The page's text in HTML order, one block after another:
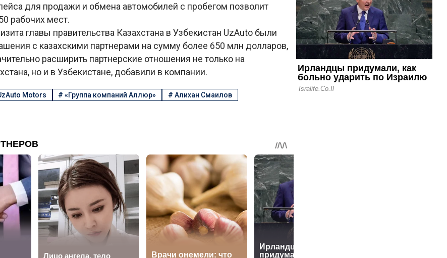
для продажи и обмена автомобилей с пробегом позволит
рабочих мест.
главы правительства Казахстана в Узбекистан UzAuto были
с казахскими партнерами на сумму более 650 млн долларов,
расширить партнерские отношения не только на
но и в Узбекистане, добавили в компании.
Motors #«Группа компаний Аллюр» #Алихан Смаилов